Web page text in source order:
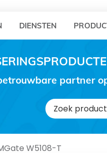
DIENSTEN
partner
Zoeken
naar:
W5108-T